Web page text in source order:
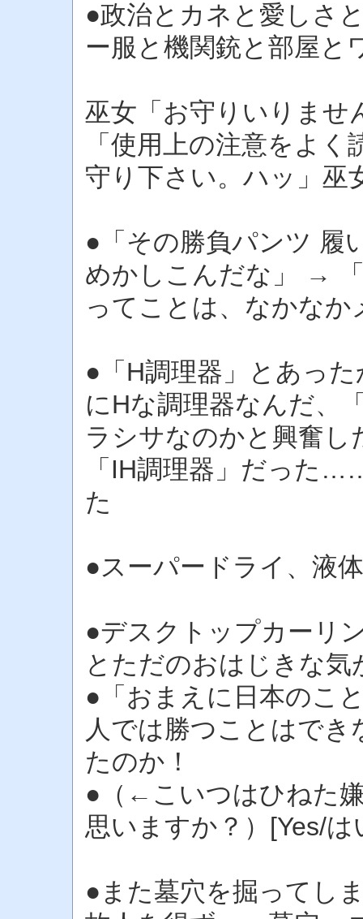
●政治とカネと愛しさ
ー服と機関銃と部屋と
巫女「お守りいりませ
「使用上の注意をよ
守り下さい。ハッ」巫
●「その勝負パンツ 履
めかしこんだな」 →
ってことは、なかなか
●「H調理器」とあっ
にHな調理器なんだ、
ラシサなのかと興奮
「IH調理器」だった
た
●スーパードライ、液
●デスクトップカーリ
とただのおはじきな
●「おまえに日本のこ
人では勝つことはで
たのか！
●（←こいつはひねた
思いますか？）[Yes/は
●また墓穴を掘ってし